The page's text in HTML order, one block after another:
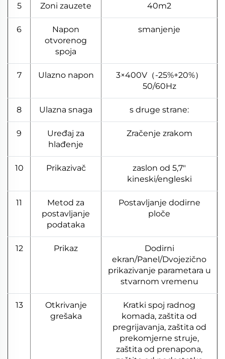
5 Zoni zauzete 40m2
6
Napon
otvorenog
spoja
smanjenje
7 Ulazno napon
3×400V（-25%+20%）
50/60Hz
8 Ulazna snaga s druge strane:
9
Uređaj za
hlađenje
Zračenje zrakom
10 Prikazivač
zaslon od 5,7"
kineski/engleski
11
Metod za
postavljanje
podataka
Postavljanje dodirne
ploče
12 Prikaz
Dodirni
ekran/Panel/Dvojezično
prikazivanje parametara u
stvarnom vremenu
13
Otkrivanje
grešaka
Kratki spoj radnog
komada, zaštita od
pregrijavanja, zaštita od
prekomjerne struje,
zaštita od prenapona,